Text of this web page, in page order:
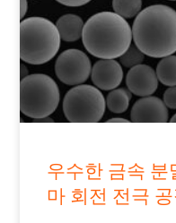
우수한 금속 분
마 회전 전극